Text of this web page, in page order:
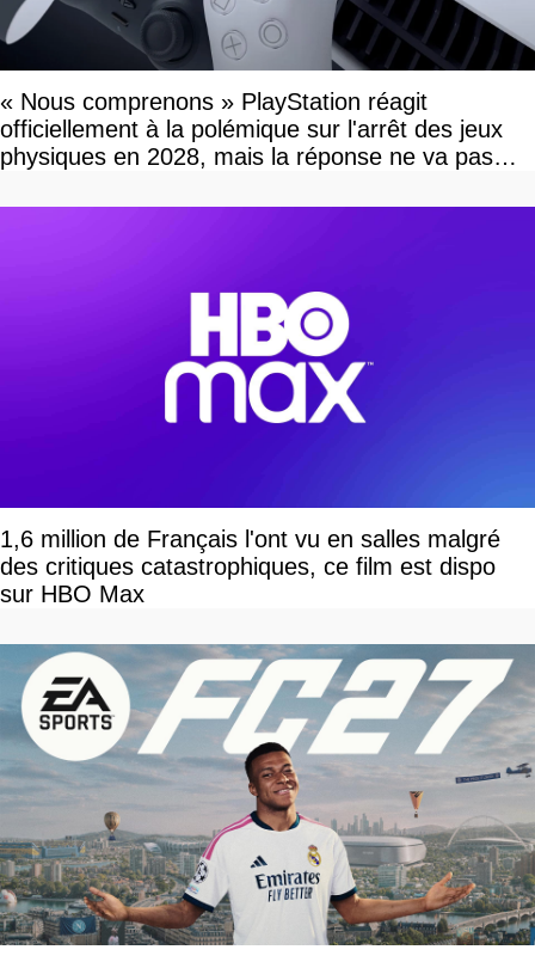
« Nous comprenons » PlayStation réagit
officiellement à la polémique sur l'arrêt des jeux
physiques en 2028, mais la réponse ne va pas
1,6 million de Français l'ont vu en salles malgré
des critiques catastrophiques, ce film est dispo
sur HBO Max